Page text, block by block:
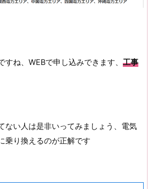
すね、WEBで申し込みできます、 工事
ない人は是非いってみましょう、電気
乗り換えるのが正解です